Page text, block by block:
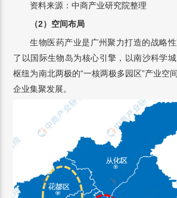
资料来源：中商产业研究院整理
（2）空间布局
生物医药产业是广州聚力打造的战略
了以国际生物岛为核心引擎，以南沙科学
枢纽为南北两极的“一核两极多园区”产业空
企业集聚发展。